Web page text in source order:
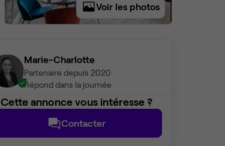
Voir les photos
Marie-Charlotte
Partenaire depuis 2020
Répond dans la journée
Cette annonce vous intéresse ?
Contacter